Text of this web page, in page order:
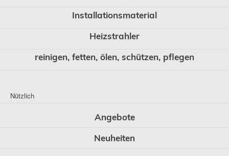
Installationsmaterial
Heizstrahler
reinigen, fetten, ölen, schützen, pflegen
Nützlich
Angebote
Neuheiten